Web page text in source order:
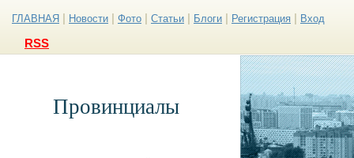
ГЛАВНАЯ Новости Фото Статьи Блоги Регистрация Вход
RSS
Провинциалы